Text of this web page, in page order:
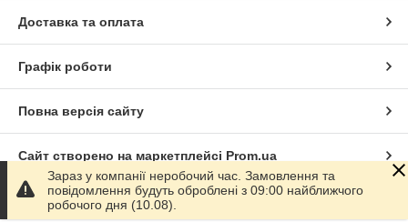
Доставка та оплата
Графік роботи
Повна версія сайту
Сайт створено на маркетплейсі Prom.ua
Політика конфіденційності
Зараз у компанії неробочий час. Замовлення та
повідомлення будуть оброблені з 09:00 найближчого
робочого дня (10.08).